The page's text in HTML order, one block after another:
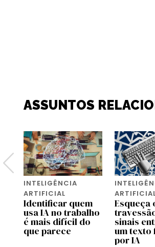
ASSUNTOS
INTELIGÊNCIA
ARTIFICIAL
Identificar quem
usa IA no trabalho
é mais difícil do
que parece
Esqueça
sinais
um texto
por IA